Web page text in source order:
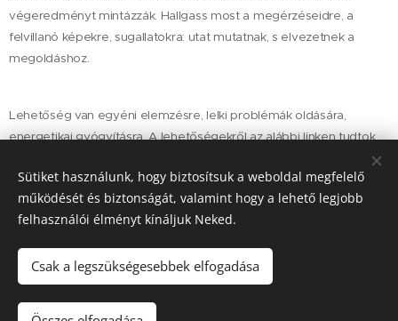
végeredményt mintázzák. Hallgass most a megérzéseidre, a
felvillanó képekre, sugallatokra: utat mutatnak, s elvezetnek a
megoldáshoz.
Lehetőség van egyéni elemzésre, lelki problémák oldására,
energetikai gyógyításra. A lehetőségekről az alábbi linken tudtok
Felveheted velem a kapcsolatot az alábbi
elérhetőségeken:Kapcsolat
© Korek Györgyi 2020
Sütiket használunk, hogy biztosítsuk a weboldal megfelelő
működését és biztonságát, valamint hogy a lehető legjobb
felhasználói élményt kínáljuk Neked.
Csak a legszükségesebbek elfogadása